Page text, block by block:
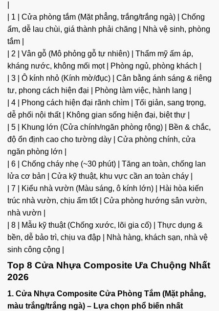
| 1 | Cửa phòng tắm (Mặt phẳng, trắng/trắng ngà) | Chống
ẩm, dễ lau chùi, giá thành phải chăng | Nhà vệ sinh, phòng
tắm |
| 2 | Vân gỗ (Mô phỏng gỗ tự nhiên) | Thẩm mỹ ấm áp,
kháng nước, không mối mọt | Phòng ngủ, phòng khách |
| 3 | Ô kính nhỏ (Kính mờ/đục) | Cân bằng ánh sáng & riêng
tư, phong cách hiện đại | Phòng làm việc, hành lang |
| 4 | Phong cách hiện đại rãnh chìm | Tối giản, sang trọng,
dễ phối nội thất | Không gian sống hiện đại, biệt thự |
| 5 | Khung lớn (Cửa chính/ngăn phòng rộng) | Bền & chắc,
độ ổn định cao cho tường dày | Cửa phòng chính, cửa
ngăn phòng lớn |
| 6 | Chống cháy nhẹ (~30 phút) | Tăng an toàn, chống lan
lửa cơ bản | Cửa kỹ thuật, khu vực cần an toàn cháy |
| 7 | Kiểu nhà vườn (Màu sáng, ô kính lớn) | Hài hòa kiến
trúc nhà vườn, chịu ẩm tốt | Cửa phòng hướng sân vườn,
nhà vườn |
| 8 | Mẫu kỹ thuật (Chống xước, lõi gia cố) | Thực dụng &
bền, dễ bảo trì, chịu va đập | Nhà hàng, khách sạn, nhà vệ
sinh công cộng |
Top 8 Cửa Nhựa Composite Ưa Chuộng Nhất
2026
1. Cửa Nhựa Composite Cửa Phòng Tắm (Mặt phẳng,
màu trắng/trắng ngà) – Lựa chọn phổ biến nhất